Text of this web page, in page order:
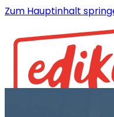
Zum Hauptinhalt